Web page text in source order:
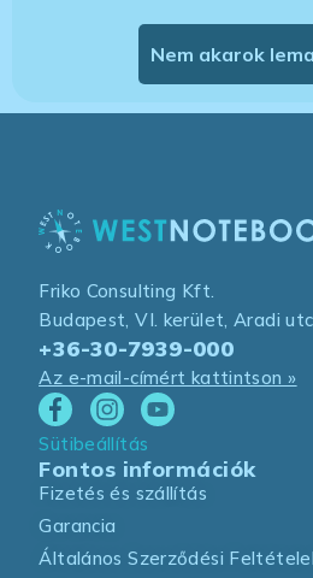
Friko Consulting Kft.
Budapest, VI. kerület, Aradi
+36-30-7939-000
Az e-mail-címért kattintson »
Sütibeállítás
Fontos információk
Fizetés és szállítás
Garancia
Általános Szerződési